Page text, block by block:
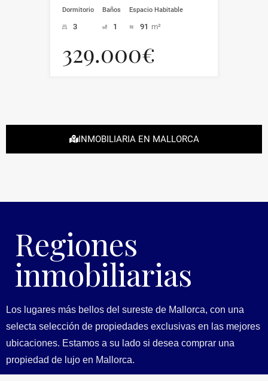
Dormitorio
3
Baños
1
Espacio Habitable
91 m²
329.000€
INMOBILIARIA EN MALLORCA
Regiones
inmobiliarias
Los lugares más bellos del sureste de Mallorca, con una
selecta selección de propiedades exclusivas en las mejores
ubicaciones. Estamos a su lado si desea comprar una
propiedad de lujo en Mallorca.